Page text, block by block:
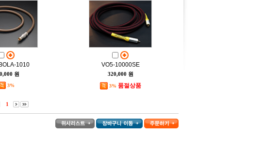
1010
원
3%
VO5-10000SE
320,000 원
3% 품절상품
1